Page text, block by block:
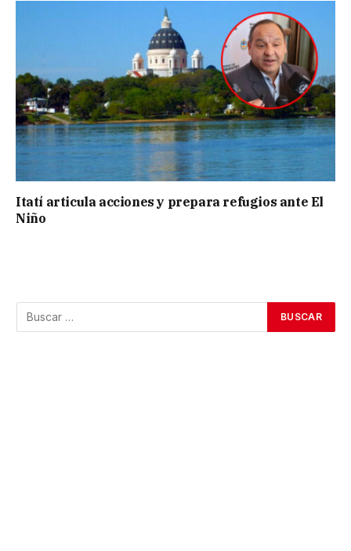
Itatí articula acciones y prepara refugios ante El
Niño